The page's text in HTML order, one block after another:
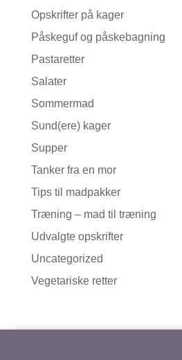
Opskrifter på kager
Påskeguf og påskebagning
Pastaretter
Salater
Sommermad
Sund(ere) kager
Supper
Tanker fra en mor
Tips til madpakker
Træning – mad til træning
Udvalgte opskrifter
Uncategorized
Vegetariske retter